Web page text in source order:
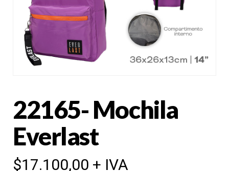
22165- Mochila
Everlast
$17.100,00 + IVA